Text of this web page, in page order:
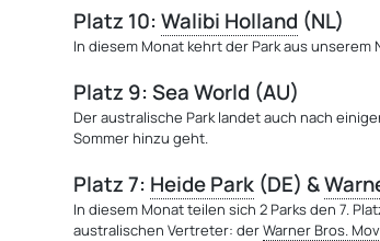
Platz 10:Walibi Holland (NL)
In diesem Monat kehrt der Park aus
Platz 9: Sea World (AU)
Der australische Park landet auch nach
Sommer hinzu geht.
Platz 7: Heide Park (DE) &
In diesem Monat teilen sich 2 Parks den 7.
australischen Vertreter: derWarner Bros.